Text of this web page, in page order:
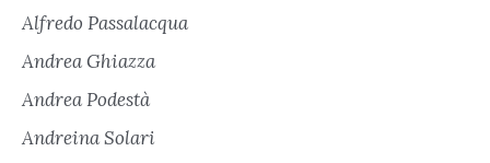
Alfredo Passalacqua
Andrea Ghiazza
Andrea Podestà
Andreina Solari